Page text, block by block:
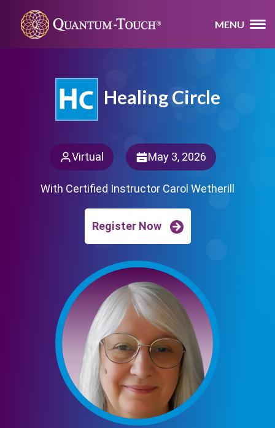
MENU
Healing Circle
Virtual May 3, 2026
With Certified Instructor Carol Wetherill
Register Now